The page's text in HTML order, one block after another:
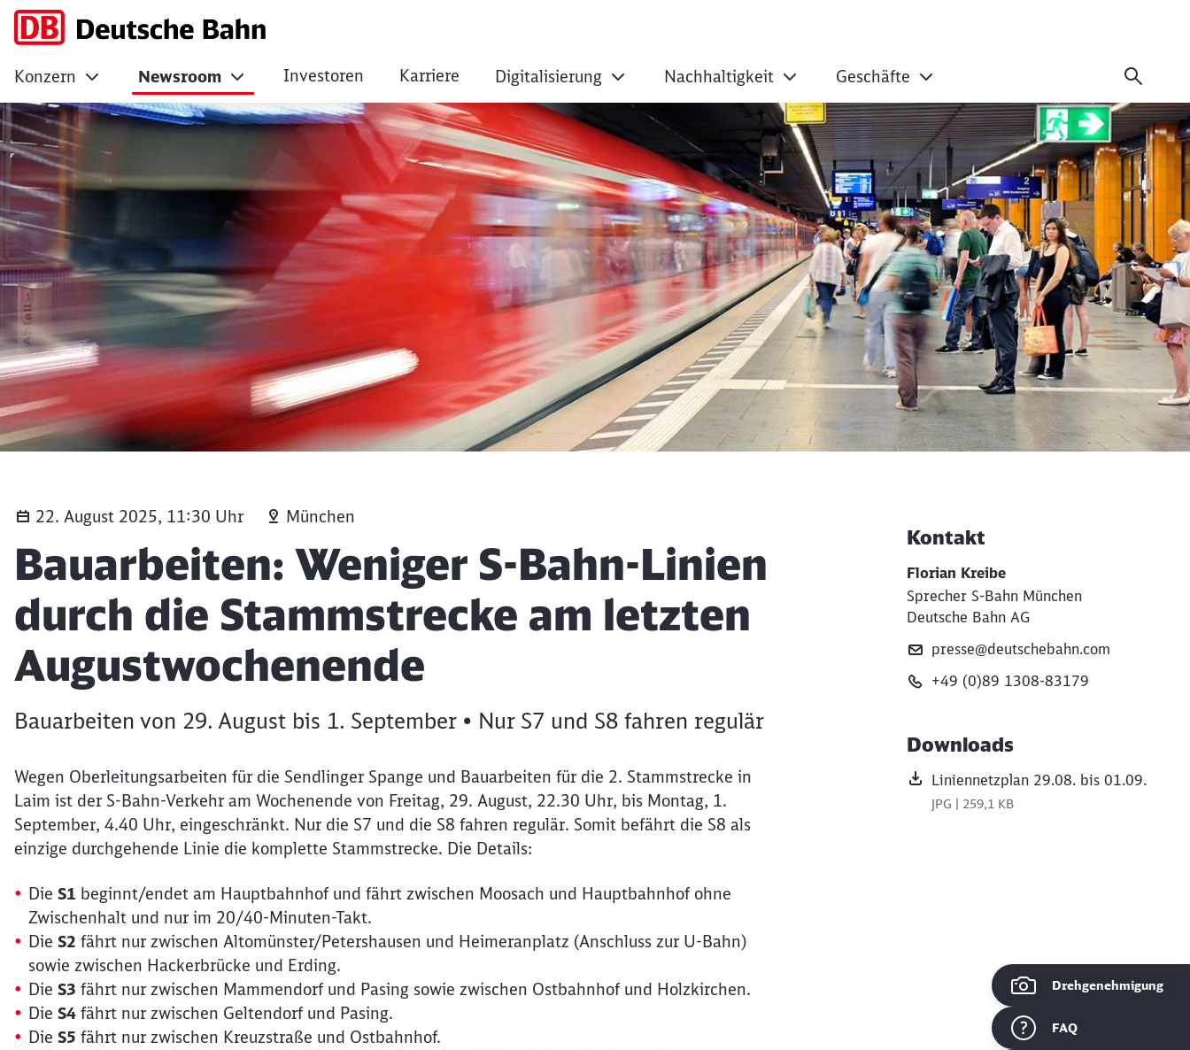
Bauarbeiten: Weniger S-Bahn-Linien durch die
Konzern Newsroom Investoren Karriere Digitalisierung Nachhaltigkeit Geschäfte
Drehgenehmigung
FAQ
22. August 2025, 11:30 Uhr München
Artikel:
Bauarbeiten: Weniger S-Bahn-Linien
durch die Stammstrecke am letzten
Augustwochenende
Bauarbeiten von 29. August bis 1. September • Nur S7 und S8 fahren regulär
Wegen Oberleitungsarbeiten für die Sendlinger Spange und Bauarbeiten für die 2. Stammstrecke in
Laim ist der S-Bahn-Verkehr am Wochenende von Freitag, 29. August, 22.30 Uhr, bis Montag, 1.
September, 4.40 Uhr, eingeschränkt. Nur die S7 und die S8 fahren regulär. Somit befährt die S8 als
einzige durchgehende Linie die komplette Stammstrecke. Die Details:
Die S1 beginnt/endet am Hauptbahnhof und fährt zwischen Moosach und Hauptbahnhof ohne
Zwischenhalt und nur im 20/40-Minuten-Takt.
Die S2 fährt nur zwischen Altomünster/Petershausen und Heimeranplatz (Anschluss zur U-Bahn)
sowie zwischen Hackerbrücke und Erding.
Die S3 fährt nur zwischen Mammendorf und Pasing sowie zwischen Ostbahnhof und Holzkirchen.
Die S4 fährt nur zwischen Geltendorf und Pasing.
Die S5 fährt nur zwischen Kreuzstraße und Ostbahnhof.
Weiterführende
Kontakt
Florian Kreibe
Sprecher S-Bahn München
Deutsche Bahn AG
presse@deutschebahn.com
+49 (0)89 1308-83179
Downloads
Liniennetzplan 29.08. bis 01.09.
JPG | 259,1 KB
Möchten Sie zu